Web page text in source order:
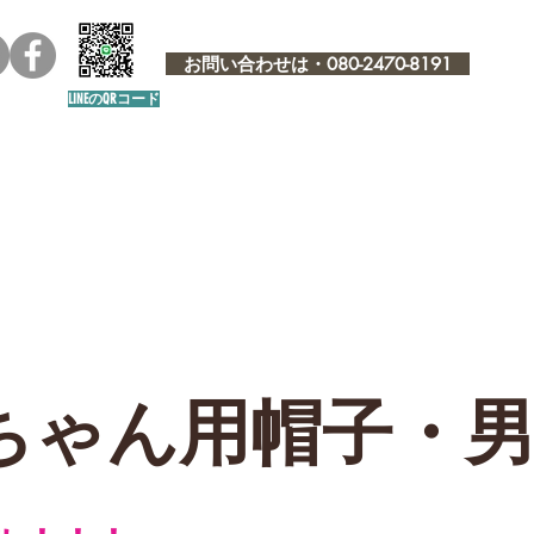
お問い合わせは・080-2470-8191
LINEのQRコード
ゃん用帽子・